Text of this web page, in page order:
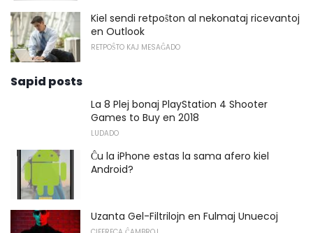
Kiel sendi retpoŝton al nekonataj ricevantoj
en Outlook
RETPOŜTO KAJ MESAĜADO
Sapid posts
La 8 Plej bonaj PlayStation 4 Shooter
Games to Buy en 2018
LUDADO
Ĉu la iPhone estas la sama afero kiel
Android?
Uzanta Gel-Filtrilojn en Fulmaj Unuecoj